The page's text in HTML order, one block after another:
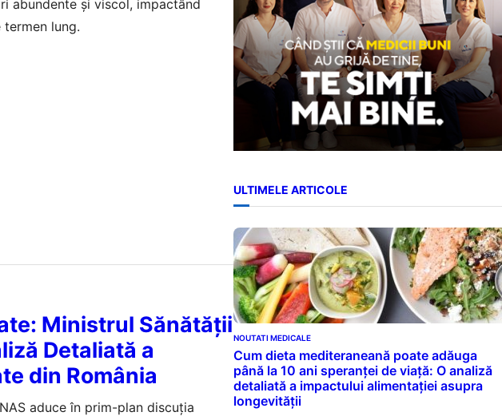
abundente și viscol, impactând
termen lung.
Ministrul Sănătății
Detaliată a
din România
aduce în prim-plan discuția
ULTIMELE ARTICOLE
NOUTATI MEDICALE
Cum dieta mediteraneană poate adăuga
până la 10 ani speranței de viață: O analiză
detaliată a impactului alimentației asupra
longevității